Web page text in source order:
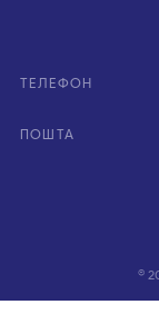
ТЕЛЕФОН
ПОШТА
©